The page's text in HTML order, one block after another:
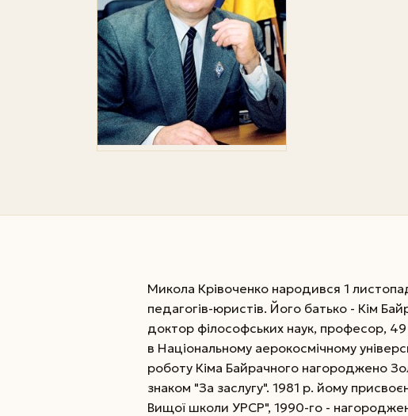
Микола Крівоченко народився 1
педагогів-юристів. Його батько - Кім
доктор філософських наук, професор, 49
в Національному аерокосмічному
роботу Кіма Байрачного нагороджено
знаком "За заслугу". 1981 р. йому
Вищої школи УРСР", 1990-го -